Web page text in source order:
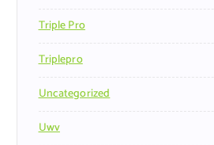
Triple Pro
Triplepro
Uncategorized
Uwv